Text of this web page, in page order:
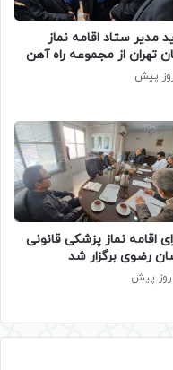
مدیر ستاد اقامه نماز
تهران از مجموعه راه آهن
اقامه نماز پزشکی قانونی
رضوی برگزار شد